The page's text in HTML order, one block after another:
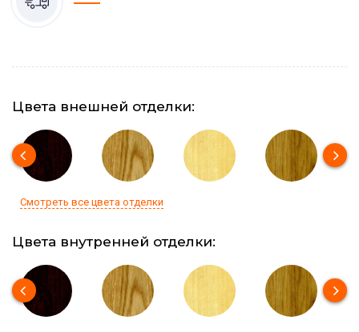
Цвета внешней отделки:
Смотреть все цвета отделки
Цвета внутренней отделки: